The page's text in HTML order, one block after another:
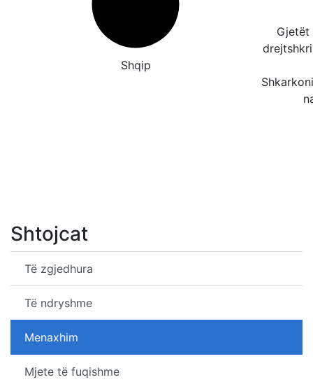
Shqip
Gjetët
Shtojcat
Të zgjedhura
Të ndryshme
Menaxhim
Mjete të fuqishme